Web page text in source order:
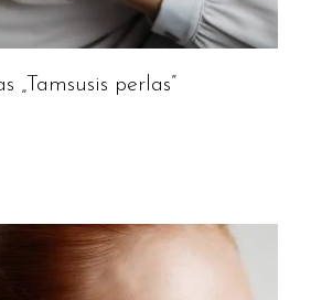
„Tamsusis perlas”